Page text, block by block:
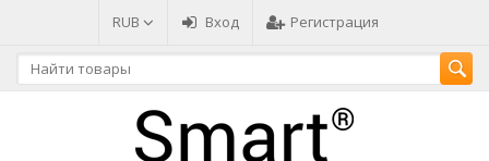
RUB Вход Регистрация